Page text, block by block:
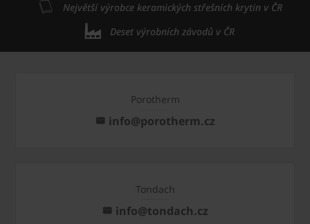
Největší výrobce keramických střešních krytin v ČR
Deset výrobních závodů v ČR
Porotherm
info@porotherm.cz
Tondach
info@tondach.cz